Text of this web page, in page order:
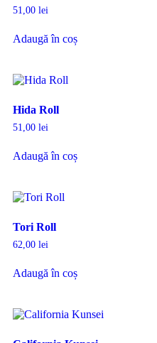
51,00 lei
Adaugă în coș
Hida Roll
51,00 lei
Adaugă în coș
Tori Roll
62,00 lei
Adaugă în coș